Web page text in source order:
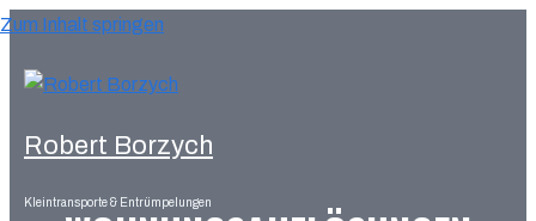
Zum Inhalt springen
Robert Borzych
Kleintransporte & Entrümpelungen